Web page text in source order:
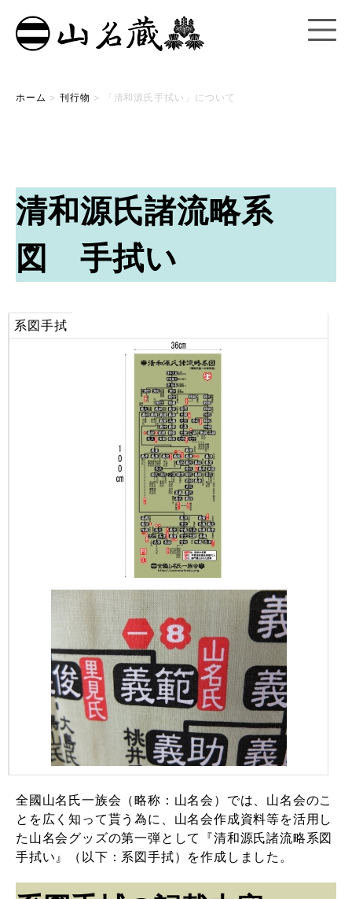
ホーム > 刊行物 > 「清和源氏手拭い」について
清和源氏諸流略系
図 手拭い
系図手拭
全國山名氏一族会（略称：山名会）では、山名会のこ
とを広く知って貰う為に、山名会作成資料等を活用し
た山名会グッズの第一弾として『清和源氏諸流略系図
手拭い』（以下：系図手拭）を作成しました。